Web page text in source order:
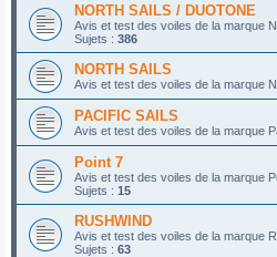
NORTH SAILS / DUOTONE
Avis et test des voiles de la marque
Sujets : 386
NORTH SAILS
Avis et test des voiles de la marque
PACIFIC SAILS
Avis et test des voiles de la marque
Point 7
Avis et test des voiles de la marque
Sujets : 15
RUSHWIND
Avis et test des voiles de la marque
Sujets : 63